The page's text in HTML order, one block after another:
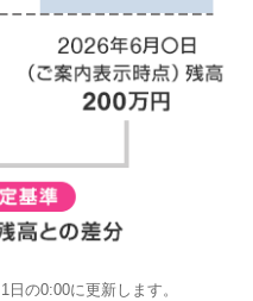
の0:00に更新します。